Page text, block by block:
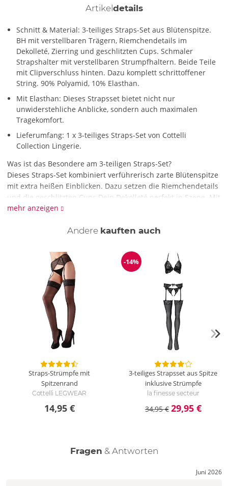
Artikel details
Schnitt & Material: 3-teiliges Straps-Set aus Blütenspitze.
BH mit verstellbaren Trägern, Riemchendetails im
Dekolleté, Zierring und geschlitzten Cups. Schmaler
Strapshalter mit verstellbaren Strumpfhaltern. Beide Teile
mit Clipverschluss hinten. Dazu komplett schrittoffener
String. 90% Polyamid, 10% Elasthan.
Mit Elasthan: Dieses Strapsset bietet nicht nur
unwiderstehliche Anblicke, sondern auch maximalen
Tragekomfort.
Lieferumfang: 1 x 3-teiliges Straps-Set von Cottelli
Collection Lingerie.
Was ist das Besondere am 3-teiligen Straps-Set?
Dieses Straps-Set kombiniert verführerisch zarte Blütenspitze
mit extra heißen Einblicken. Dazu setzen die Riemchendetails
und die geschlitzten Cups Dein Dekolleté perfekt in Szene. Mit
komplett schrittoffenem String und schmalen Strapshaltern.
Für das 3-teilige Straps-Set empfehlen wir die schonende
Handwäsche mit Feinwaschmittel.
mehr anzeigen
Andere kauften auch
Straps-Strümpfe mit
Spitzenrand
Cottelli LEGWEAR
14,95 €
Reduzierung
-14%
3-teiliges Strapsset aus Spitze
inklusive Strümpfe
la finesse secteur
34,95 € 29,95 €
Fragen & Antworten
Juni 2026